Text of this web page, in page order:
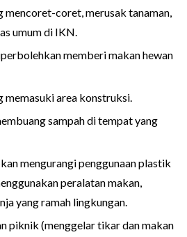
mencoret-coret, merusak tanaman,
umum di IKN.
memberi makan hewan
memasuki area konstruksi.
sampah di tempat yang
mengurangi penggunaan plastik
peralatan makan,
yang ramah lingkungan.
piknik (menggelar tikar dan makan